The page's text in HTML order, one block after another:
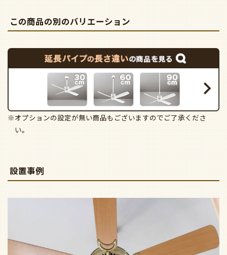
この商品の別のバリエーション
※オプションの設定が無い商品もございますのでご了承くださ
い。
設置事例